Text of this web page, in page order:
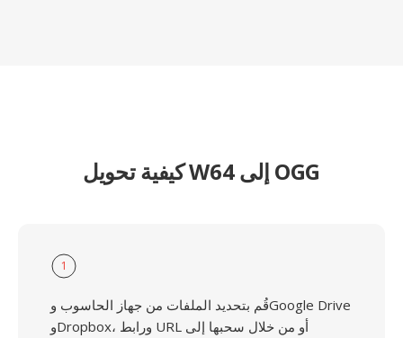
كيفية تحويل W64 إلى OGG
1
قُم بتحديد الملفات من جهاز الحاسوب وGoogle Drive
وDropbox، ورابط URL أو من خلال سحبها إلى